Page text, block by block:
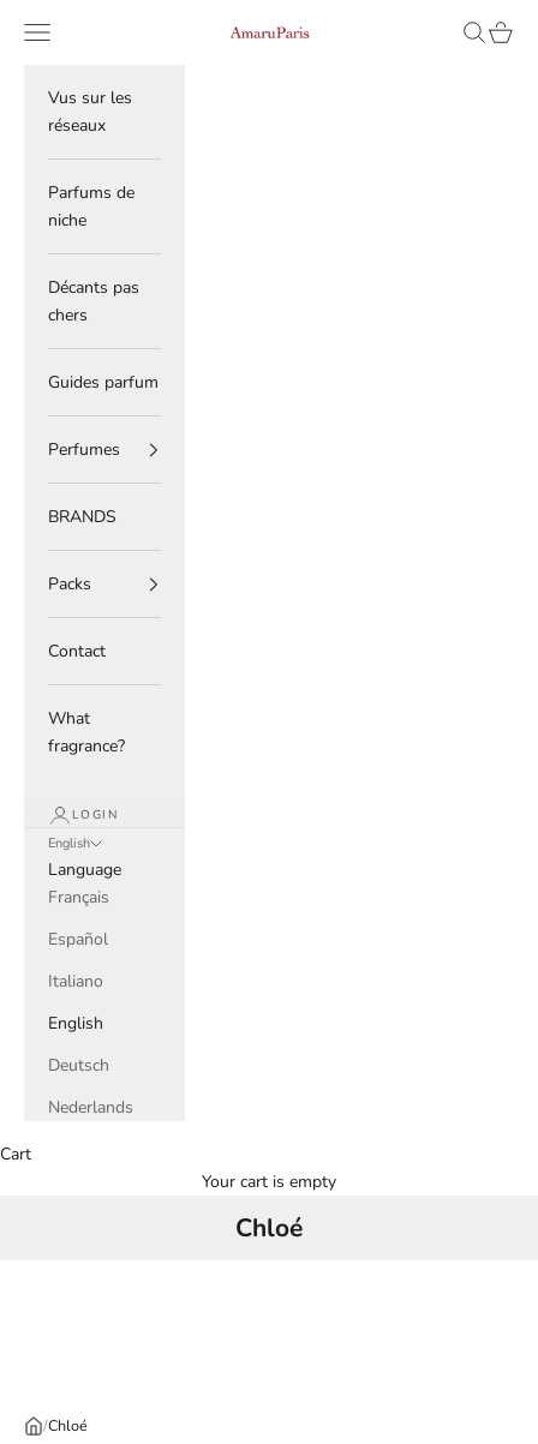
AmaruParis
Navigation menu Search
Cart
Vus sur les
réseaux
Parfums de
niche
Décants pas
chers
Guides parfum
Perfumes
BRANDS
Packs
Contact
What
fragrance?
LOGIN
English
Language
Français
Español
Italiano
English
Deutsch
Nederlands
Cart
Your cart is empty
Chloé
/Chloé